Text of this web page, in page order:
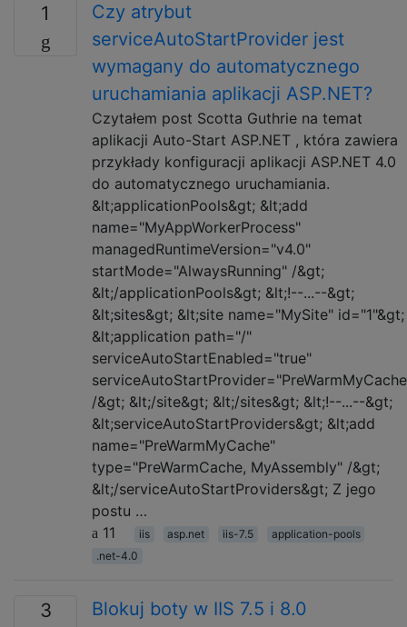
1
Czy atrybut
serviceAutoStartProvider jest
wymagany do automatycznego
uruchamiania aplikacji ASP.NET?
Czytałem post Scotta Guthrie na temat
aplikacji Auto-Start ASP.NET , która zawiera
przykłady konfiguracji aplikacji ASP.NET 4.0
do automatycznego uruchamiania.
&lt;applicationPools&gt; &lt;add
name="MyAppWorkerProcess"
managedRuntimeVersion="v4.0"
startMode="AlwaysRunning" /&gt;
&lt;/applicationPools&gt; &lt;!--...--&gt;
&lt;sites&gt; &lt;site name="MySite" id="1"&gt;
&lt;application path="/"
serviceAutoStartEnabled="true"
/&gt; &lt;/site&gt; &lt;/sites&gt; &lt;!--...--&gt;
&lt;serviceAutoStartProviders&gt; &lt;add
name="PreWarmMyCache"
type="PreWarmCache, MyAssembly" /&gt;
&lt;/serviceAutoStartProviders&gt; Z jego
postu …
11
iis asp.net iis-7.5
application-pools
.net-4.0
3 Blokuj boty w IIS 7.5 i 8.0